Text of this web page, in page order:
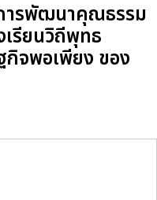
ารพัฒนาคุณธรรม
เรียนวิถีพุทธ
จพอเพียง ของ